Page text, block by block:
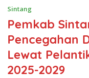
Sintang
Pemkab
Pencegahan
Lewat
2025-2029